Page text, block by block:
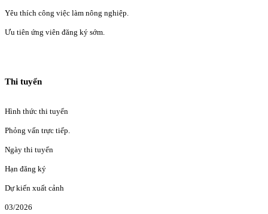
Yêu thích công việc làm nông nghiệp.
Ưu tiên ứng viên đăng ký sớm.
Thi tuyển
Hình thức thi tuyển
Phỏng vấn trực tiếp.
Ngày thi tuyển
Hạn đăng ký
Dự kiến xuất cảnh
03/2026